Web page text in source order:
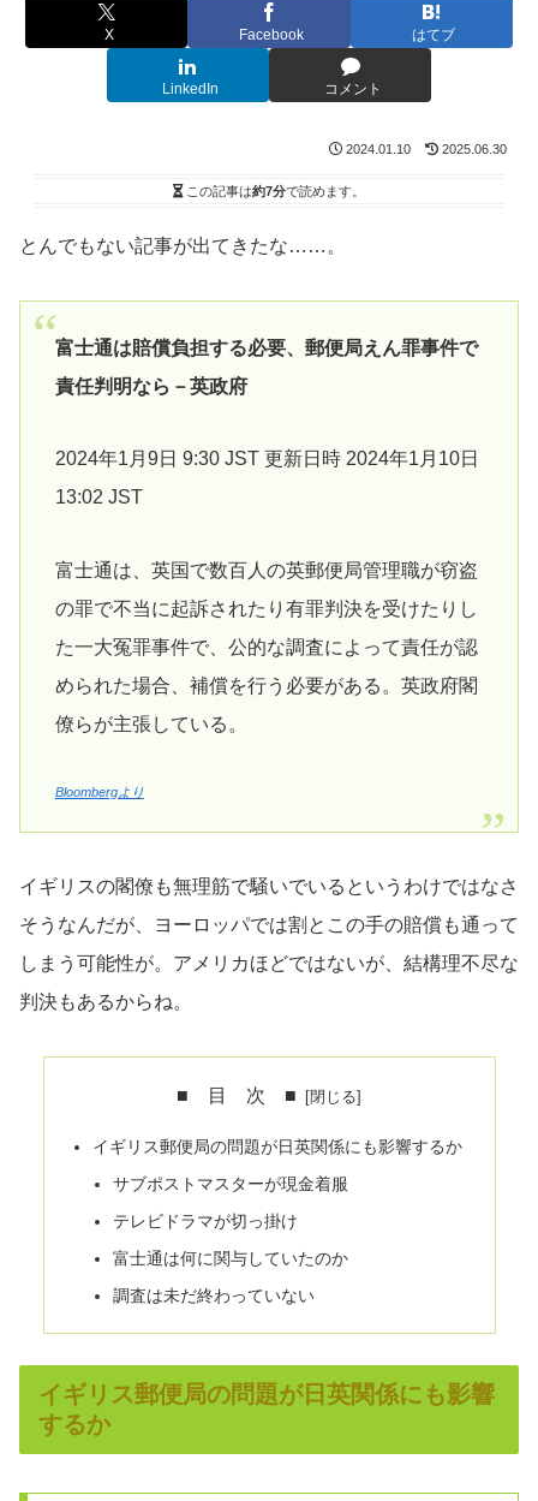
X Facebook はてブ
LinkedIn コメント
2024.01.10 2025.06.30
この記事は約7分で読めます。
とんでもない記事が出てきたな……。
富士通は賠償負担する必要、郵便局えん罪事件で
責任判明なら－英政府
2024年1月9日 9:30 JST 更新日時 2024年1月10日
13:02 JST
富士通は、英国で数百人の英郵便局管理職が窃盗
の罪で不当に起訴されたり有罪判決を受けたりし
た一大冤罪事件で、公的な調査によって責任が認
められた場合、補償を行う必要がある。英政府閣
僚らが主張している。
Bloombergより
イギリスの閣僚も無理筋で騒いでいるというわけではなさ
そうなんだが、ヨーロッパでは割とこの手の賠償も通って
しまう可能性が。アメリカほどではないが、結構理不尽な
判決もあるからね。
■ 目 次 ■
イギリス郵便局の問題が日英関係にも影響するか
サブポストマスターが現金着服
テレビドラマが切っ掛け
富士通は何に関与していたのか
調査は未だ終わっていない
イギリス郵便局の問題が日英関係にも影響
するか